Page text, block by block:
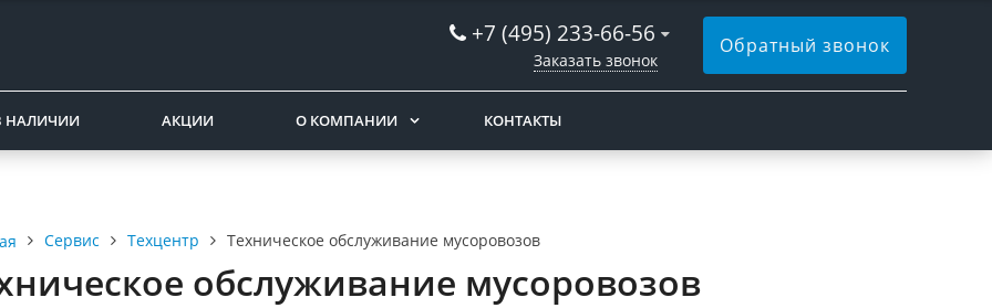
+7 (495) 233-66-56
Заказать звонок
Обратный звонок
НАЛИЧИИ АКЦИИ О КОМПАНИИ КОНТАКТЫ
Сервис Техцентр Техническое обслуживание мусоровозов
обслуживание мусоровозов